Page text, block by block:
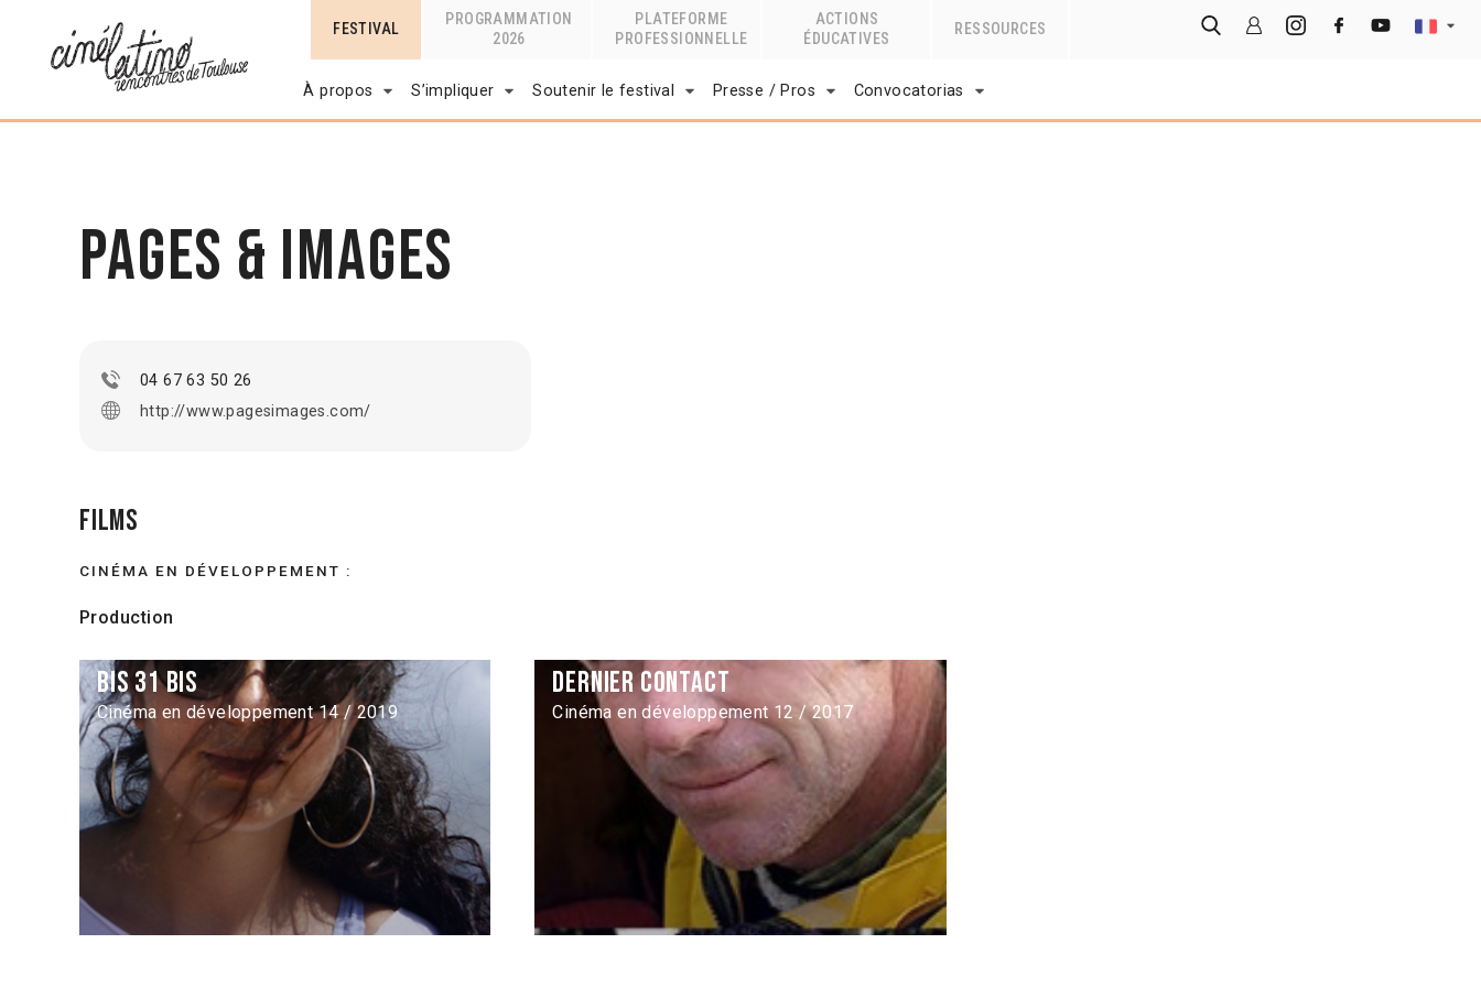
FESTIVAL
PROGRAMMATION
2026
PLATEFORME
PROFESSIONNELLE
ACTIONS
ÉDUCATIVES
RESSOURCES
À propos S’impliquer Soutenir le festival Presse / Pros Convocatorias
Pages & Images
04 67 63 50 26
http://www.pagesimages.com/
Films
CINÉMA EN DÉVELOPPEMENT :
Production
Bis 31 bis
Cinéma en développement 14 / 2019
Dernier Contact
Cinéma en développement 12 / 2017